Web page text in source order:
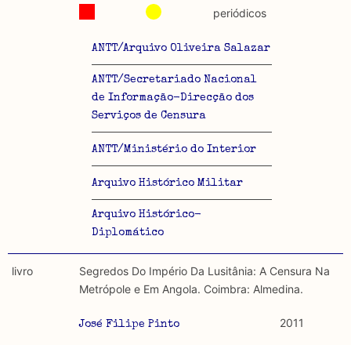
ANTT/Arquivo Oliveira Salazar
ANTT/Secretariado Nacional
de Informação-Direcção dos
Serviços de Censura
ANTT/Ministério do Interior
Arquivo Histórico Militar
Arquivo Histórico-
Diplomático
periódicos
livro
Segredos Do Império Da Lusitânia: A Censura Na
Metrópole e Em Angola. Coimbra: Almedina.
José Filipe Pinto 2011